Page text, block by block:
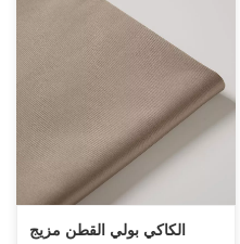
الكاكي بولي القطن مزيج